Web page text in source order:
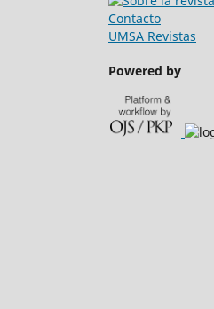
Contacto
UMSA Revistas
Powered by